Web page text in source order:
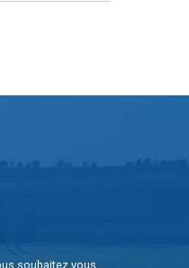
souhaitez vous